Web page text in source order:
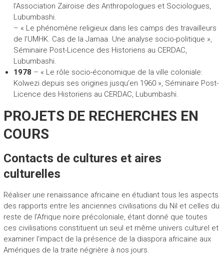
l’Association Zaïroise des Anthropologues et Sociologues,
Lubumbashi.
– « Le phénomène religieux dans les camps des travailleurs
de l’UMHK. Cas de la Jamaa. Une analyse socio-politique »,
Séminaire Post-Licence des Historiens au CERDAC,
Lubumbashi.
1978 – « Le rôle socio-économique de la ville coloniale:
Kolwezi depuis ses origines jusqu’en 1960 », Séminaire Post-
Licence des Historiens au CERDAC, Lubumbashi.
PROJETS DE RECHERCHES EN
COURS
Contacts de cultures et aires
culturelles
Réaliser une renaissance africaine en étudiant tous les aspects
des rapports entre les anciennes civilisations du Nil et celles du
reste de l’Afrique noire précoloniale, étant donné que toutes
ces civilisations constituent un seul et même univers culturel et
examiner l’impact de la présence de la diaspora africaine aux
Amériques de la traite négrière à nos jours.